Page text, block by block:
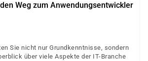
Weg zum Anwendungsentwickler
Sie nicht nur Grundkenntnisse, sondern
über viele Aspekte der IT-Branche